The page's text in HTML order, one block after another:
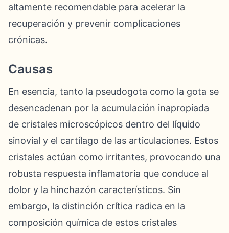
altamente recomendable para acelerar la
recuperación y prevenir complicaciones
crónicas.
Causas
En esencia, tanto la pseudogota como la gota se
desencadenan por la acumulación inapropiada
de cristales microscópicos dentro del líquido
sinovial y el cartílago de las articulaciones. Estos
cristales actúan como irritantes, provocando una
robusta respuesta inflamatoria que conduce al
dolor y la hinchazón característicos. Sin
embargo, la distinción crítica radica en la
composición química de estos cristales